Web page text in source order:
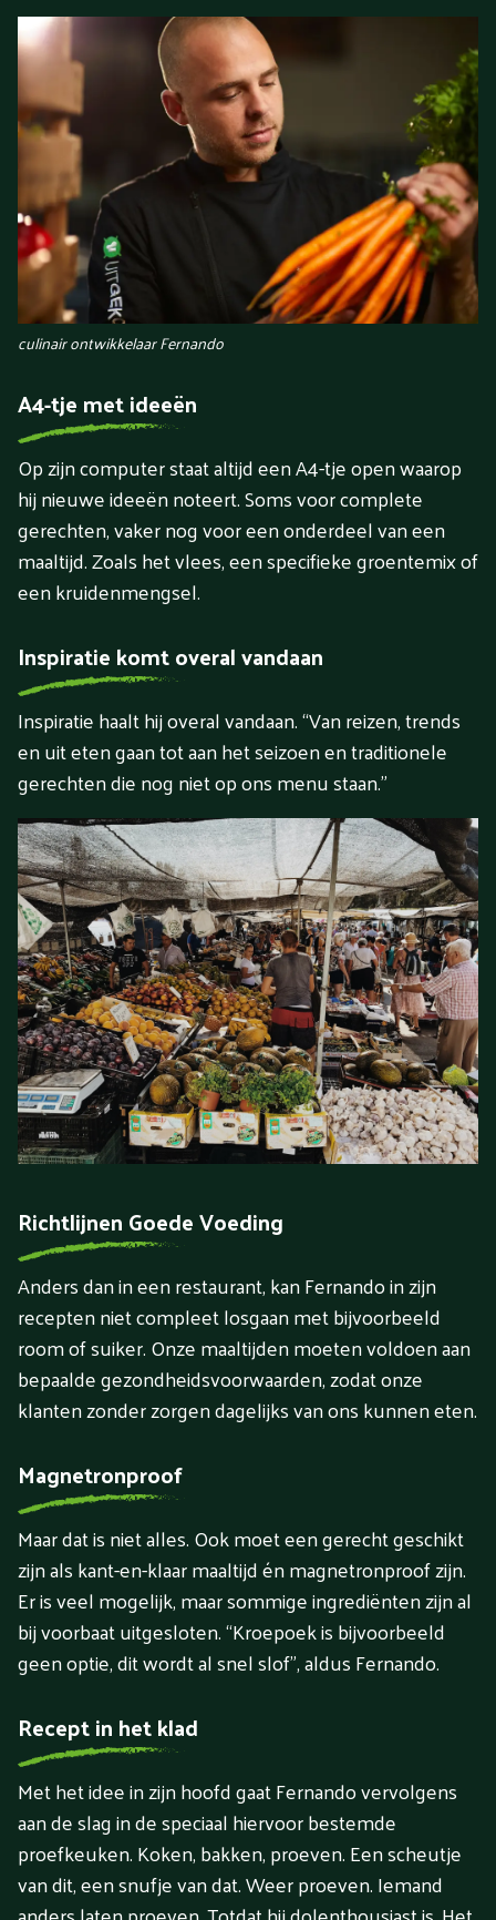
culinair ontwikkelaar Fernando
A4-tje met ideeën
Op zijn computer staat altijd een A4-tje open waarop
hij nieuwe ideeën noteert. Soms voor complete
gerechten, vaker nog voor een onderdeel van een
maaltijd. Zoals het vlees, een specifieke groentemix of
een kruidenmengsel.
Inspiratie komt overal vandaan
Inspiratie haalt hij overal vandaan. “Van reizen, trends
en uit eten gaan tot aan het seizoen en traditionele
gerechten die nog niet op ons menu staan.”
Richtlijnen Goede Voeding
Anders dan in een restaurant, kan Fernando in zijn
recepten niet compleet losgaan met bijvoorbeeld
room of suiker. Onze maaltijden moeten voldoen aan
bepaalde gezondheidsvoorwaarden, zodat onze
klanten zonder zorgen dagelijks van ons kunnen eten.
Magnetronproof
Maar dat is niet alles. Ook moet een gerecht geschikt
zijn als kant-en-klaar maaltijd én magnetronproof zijn.
Er is veel mogelijk, maar sommige ingrediënten zijn al
bij voorbaat uitgesloten. “Kroepoek is bijvoorbeeld
geen optie, dit wordt al snel slof”, aldus Fernando.
Recept in het klad
Met het idee in zijn hoofd gaat Fernando vervolgens
aan de slag in de speciaal hiervoor bestemde
proefkeuken. Koken, bakken, proeven. Een scheutje
van dit, een snufje van dat. Weer proeven. Iemand